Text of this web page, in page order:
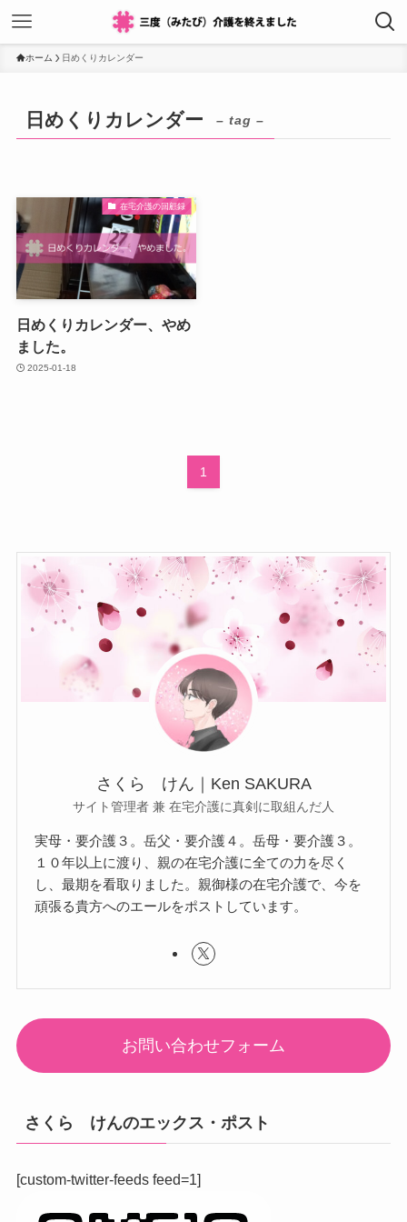
ホーム 日めくりカレンダー
日めくりカレンダー – tag –
在宅介護の回顧録
日めくりカレンダー、やめ
ました。
2025-01-18
1
さくら けん｜Ken SAKURA
サイト管理者 兼 在宅介護に真剣に取組んだ人
実母・要介護３。岳父・要介護４。岳母・要介護３。
１０年以上に渡り、親の在宅介護に全ての力を尽く
し、最期を看取りました。親御様の在宅介護で、今を
頑張る貴方へのエールをポストしています。
お問い合わせフォーム
さくら けんのエックス・ポスト
[custom-twitter-feeds feed=1]